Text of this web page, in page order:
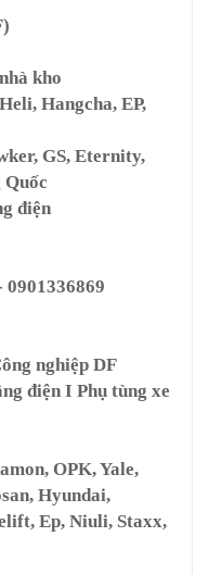
kho
Hangcha, EP,
GS, Eternity,
Quốc
điện
0901336869
nghiệp DF
điện I Phụ tùng xe
OPK, Yale,
Hyundai,
Ep, Niuli, Staxx,